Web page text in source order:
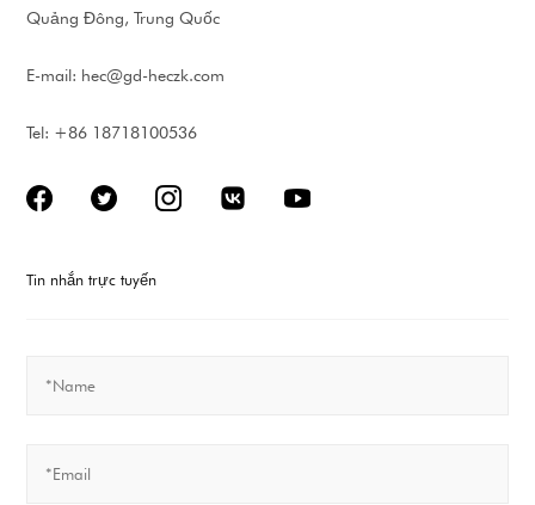
Quảng Đông, Trung Quốc
E-mail: hec@gd-heczk.com
Tel: +86 18718100536
Tin nhắn trực tuyến